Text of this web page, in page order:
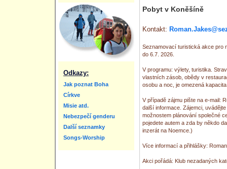
Odkazy:
Jak poznat Boha
Církve
Misie atd.
Nebezpečí genderu
Další seznamky
Songs-Worship
Pobyt v Koněšíně
Kontakt:
Seznamovací turistická akce pro
do 6.7. 2026.
V programu: výlety, turistika.
vlastních zásob, obědy v
osobu a noc, je omezená
V případě zájmu pište na e-mail:
další informace. Zájemci,
možnostem plánování společné
pojedete autem a zda by někdo
inzerát na Noemce.)
Více informací a přihlášky:
Akci pořádá: Klub nezadaných